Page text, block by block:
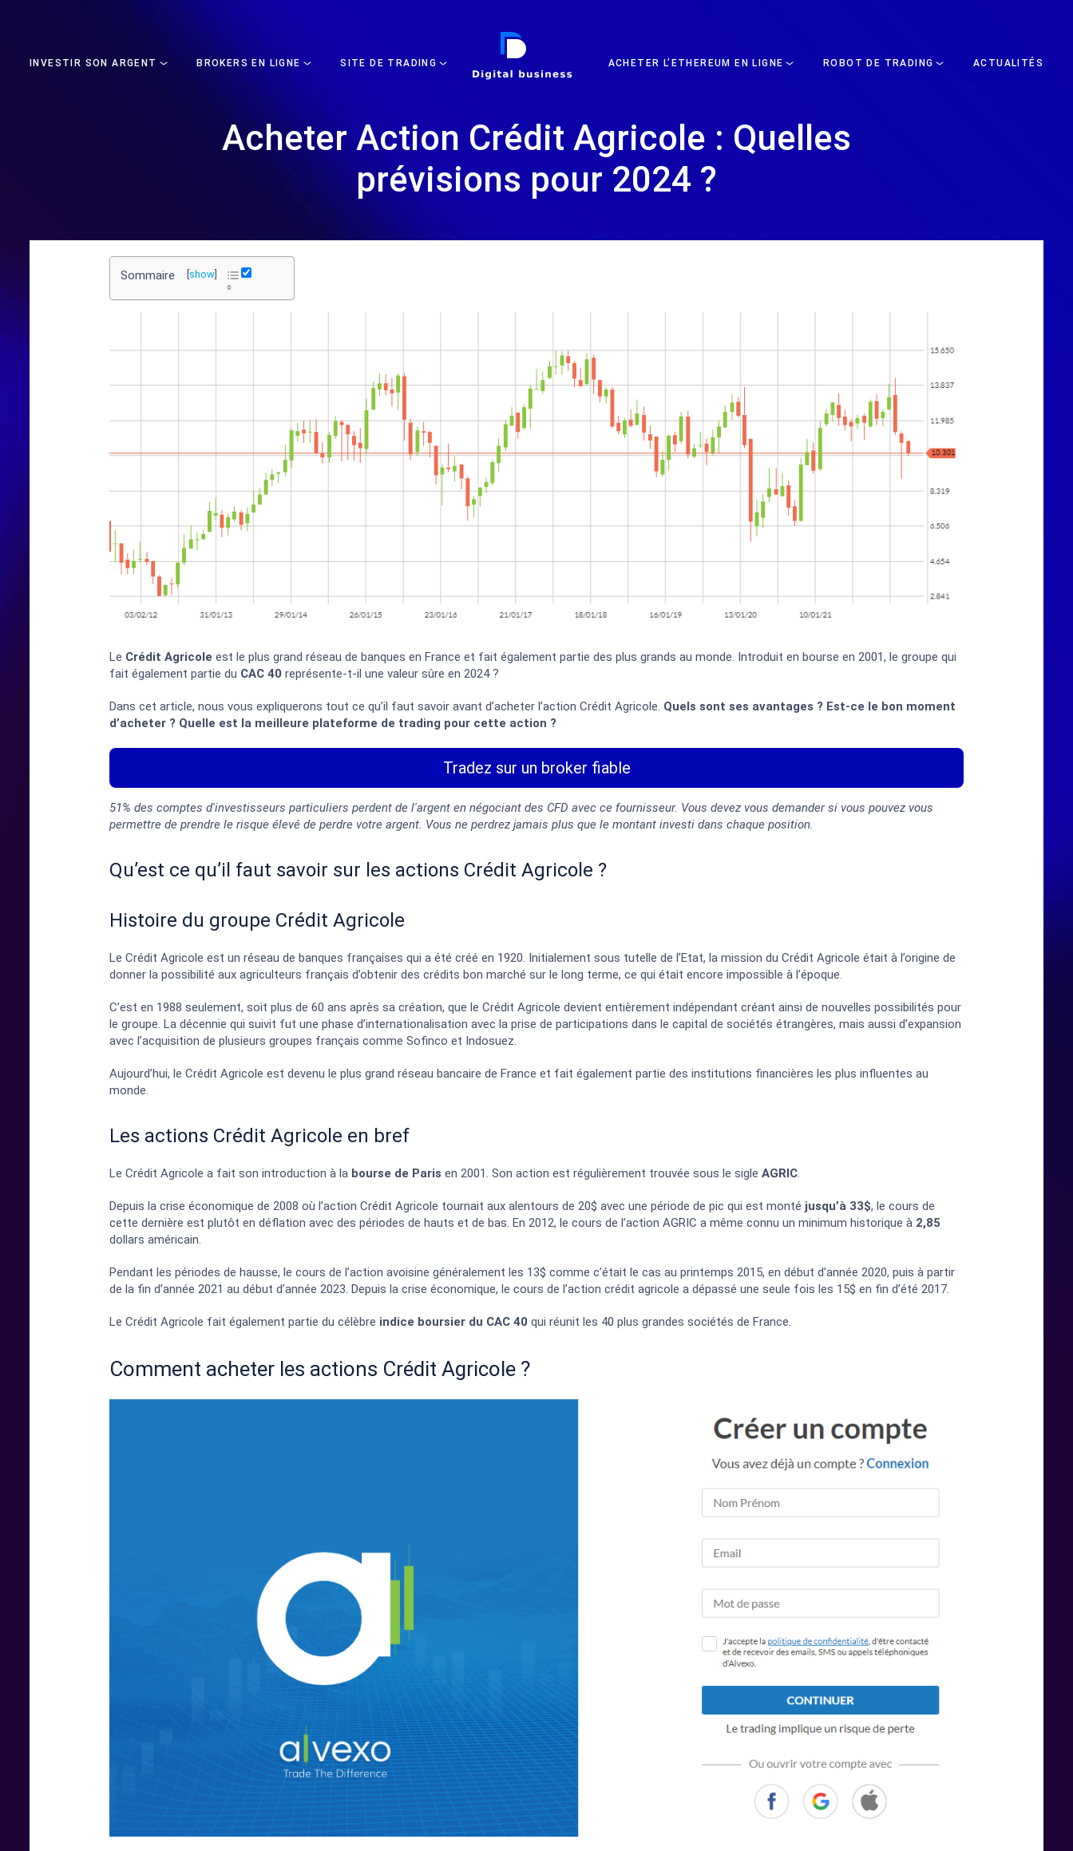
INVESTIR SON ARGENT BROKERS EN LIGNE SITE DE TRADING
DIGITAL BUSINESS
ACHETER L’ETHEREUM EN LIGNE ROBOT DE TRADING ACTUALITÉS
Acheter Action Crédit Agricole : Quelles
prévisions pour 2024 ?
Sommaire show
Le Crédit Agricole est le plus grand réseau de banques en France et fait également partie des plus grands au monde. Introduit en bourse en 2001, le groupe qui
fait également partie du CAC 40 représente-t-il une valeur sûre en 2024 ?
Dans cet article, nous vous expliquerons tout ce qu’il faut savoir avant d’acheter l’action Crédit Agricole. Quels sont ses avantages ? Est-ce le bon moment
d’acheter ? Quelle est la meilleure plateforme de trading pour cette action ?
Tradez sur un broker fiable
51% des comptes d'investisseurs particuliers perdent de l'argent en négociant des CFD avec ce fournisseur. Vous devez vous demander si vous pouvez vous
permettre de prendre le risque élevé de perdre votre argent. Vous ne perdrez jamais plus que le montant investi dans chaque position.
Qu’est ce qu’il faut savoir sur les actions Crédit Agricole ?
Histoire du groupe Crédit Agricole
Le Crédit Agricole est un réseau de banques françaises qui a été créé en 1920. Initialement sous tutelle de l’Etat, la mission du Crédit Agricole était à l’origine de
donner la possibilité aux agriculteurs français d’obtenir des crédits bon marché sur le long terme, ce qui était encore impossible à l’époque.
C’est en 1988 seulement, soit plus de 60 ans après sa création, que le Crédit Agricole devient entièrement indépendant créant ainsi de nouvelles possibilités pour
le groupe. La décennie qui suivit fut une phase d’internationalisation avec la prise de participations dans le capital de sociétés étrangères, mais aussi d’expansion
avec l’acquisition de plusieurs groupes français comme Sofinco et Indosuez.
Aujourd’hui, le Crédit Agricole est devenu le plus grand réseau bancaire de France et fait également partie des institutions financières les plus influentes au
monde.
Les actions Crédit Agricole en bref
Le Crédit Agricole a fait son introduction à la bourse de Paris en 2001. Son action est régulièrement trouvée sous le sigle AGRIC.
Depuis la crise économique de 2008 où l’action Crédit Agricole tournait aux alentours de 20$ avec une période de pic qui est monté jusqu’à 33$, le cours de
cette dernière est plutôt en déflation avec des périodes de hauts et de bas. En 2012, le cours de l’action AGRIC a même connu un minimum historique à 2,85
dollars américain.
Pendant les périodes de hausse, le cours de l’action avoisine généralement les 13$ comme c’était le cas au printemps 2015, en début d’année 2020, puis à partir
de la fin d’année 2021 au début d’année 2023. Depuis la crise économique, le cours de l’action crédit agricole a dépassé une seule fois les 15$ en fin d’été 2017.
Le Crédit Agricole fait également partie du célèbre indice boursier du CAC 40 qui réunit les 40 plus grandes sociétés de France.
Comment acheter les actions Crédit Agricole ?